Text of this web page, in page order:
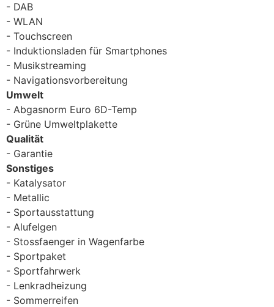
DAB
WLAN
Touchscreen
Induktionsladen für Smartphones
Musikstreaming
Navigationsvorbereitung
Umwelt
Abgasnorm Euro 6D-Temp
Grüne Umweltplakette
Qualität
Garantie
Sonstiges
Katalysator
Metallic
Sportausstattung
Alufelgen
Stossfaenger in Wagenfarbe
Sportpaket
Sportfahrwerk
Lenkradheizung
Sommerreifen